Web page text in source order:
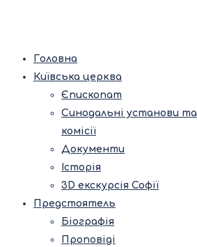
Головна
Київська церква
Єпископат
Синодальні установи та
комісії
Документи
Історія
3D екскурсія Софії
Предстоятель
Біографія
Проповіді